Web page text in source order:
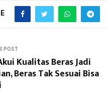
POST
Kualitas Beras Jadi
Beras Tak Sesuai Bisa